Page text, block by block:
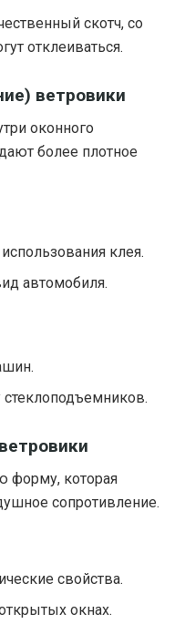
скотч, со
отклеиваться.
ветровики
оконного
более плотное
клея.
автомобиля.
стеклоподъемников.
форму, которая
сопротивление.
свойства.
окнах.